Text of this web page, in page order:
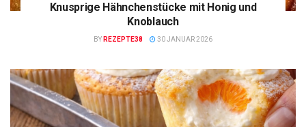
Knusprige Hähnchenstücke mit Honig und
Knoblauch
BY REZEPTE38 30 JANUAR 2026